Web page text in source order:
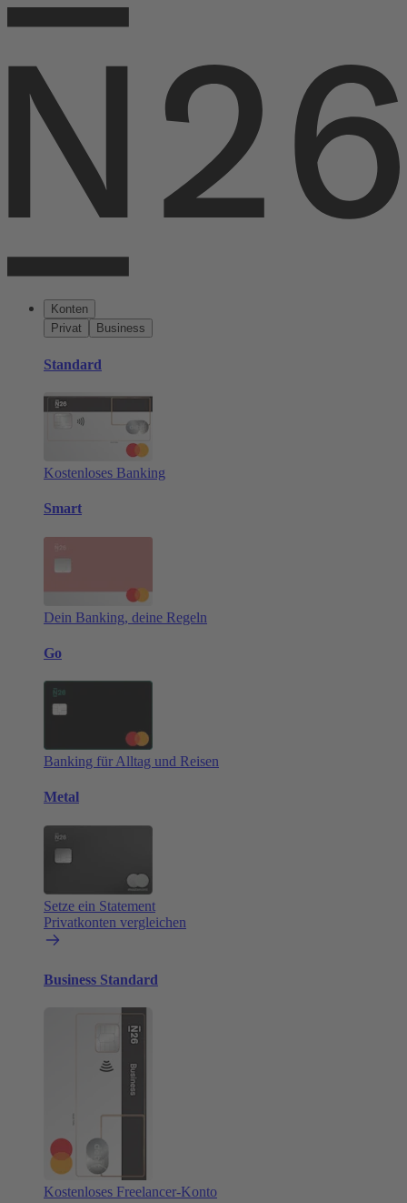
Konten
Privat
Business
Standard
Kostenloses Banking
Smart
Dein Banking, deine Regeln
Go
Banking für Alltag und Reisen
Metal
Setze ein Statement
Privatkonten vergleichen
Business Standard
Kostenloses Freelancer-Konto